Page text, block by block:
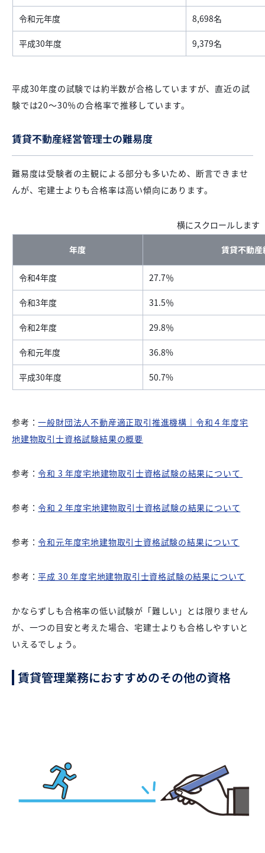
令和元年度 8,698名
平成30年度 9,379名
平成30年度の試験では約半数が合格していますが、直近の試
験では20〜30％の合格率で推移しています。
賃貸不動産経営管理士の難易度
難易度は受験者の主観による部分も多いため、断言できませ
んが、宅建士よりも合格率は高い傾向にあります。
年度 賃貸不動
令和4年度 27.7％
令和3年度 31.5％
令和2年度 29.8％
令和元年度 36.8%
平成30年度 50.7%
参考：一般財団法人不動産適正取引推進機構｜令和４年度宅
地建物取引士資格試験結果の概要
参考：令和 3 年度宅地建物取引士資格試験の結果について
参考：令和 2 年度宅地建物取引士資格試験の結果について
参考：令和元年度宅地建物取引士資格試験の結果について
参考：平成 30 年度宅地建物取引士資格試験の結果について
かならずしも合格率の低い試験が「難しい」とは限りません
が、一つの目安と考えた場合、宅建士よりも合格しやすいと
いえるでしょう。
賃貸管理業務におすすめのその他の資格